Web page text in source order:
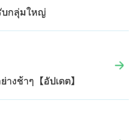
บกลุ่มใหญ่
งช้าๆ【อัปเดต】